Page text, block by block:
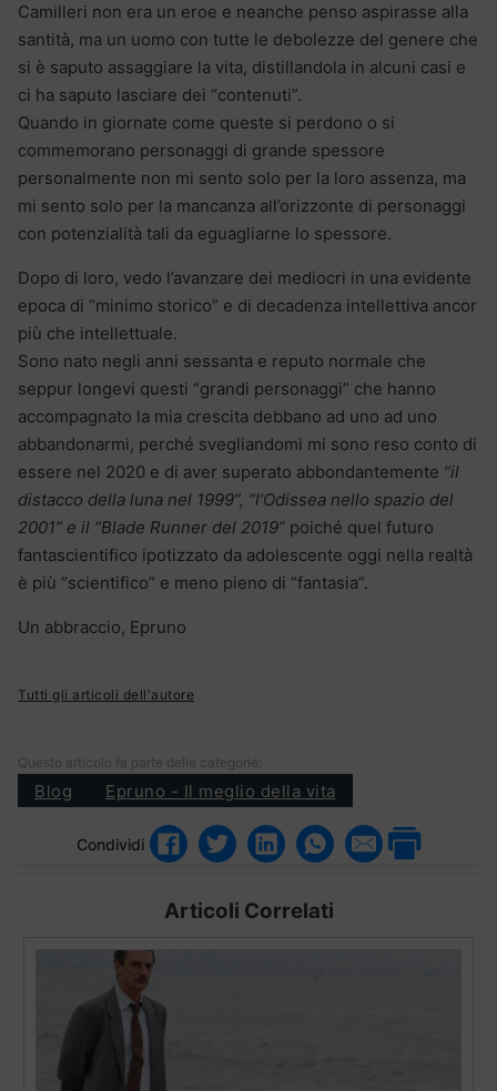
Camilleri non era un eroe e neanche penso aspirasse alla
santità, ma un uomo con tutte le debolezze del genere che
si è saputo assaggiare la vita, distillandola in alcuni casi e
ci ha saputo lasciare dei “contenuti”.
Quando in giornate come queste si perdono o si
commemorano personaggi di grande spessore
personalmente non mi sento solo per la loro assenza, ma
mi sento solo per la mancanza all’orizzonte di personaggi
con potenzialità tali da eguagliarne lo spessore.
Dopo di loro, vedo l’avanzare dei mediocri in una evidente
epoca di “minimo storico” e di decadenza intellettiva ancor
più che intellettuale.
Sono nato negli anni sessanta e reputo normale che
seppur longevi questi “grandi personaggi” che hanno
accompagnato la mia crescita debbano ad uno ad uno
abbandonarmi, perché svegliandomi mi sono reso conto di
essere nel 2020 e di aver superato abbondantemente “il
distacco della luna nel 1999”, “l’Odissea nello spazio del
2001” e il “Blade Runner del 2019” poiché quel futuro
fantascientifico ipotizzato da adolescente oggi nella realtà
è più “scientifico” e meno pieno di “fantasia”.
Un abbraccio, Epruno
Tutti gli articoli dell'autore
Questo articolo fa parte delle categorie:
Blog Epruno - Il meglio della vita
Condividi
Articoli Correlati